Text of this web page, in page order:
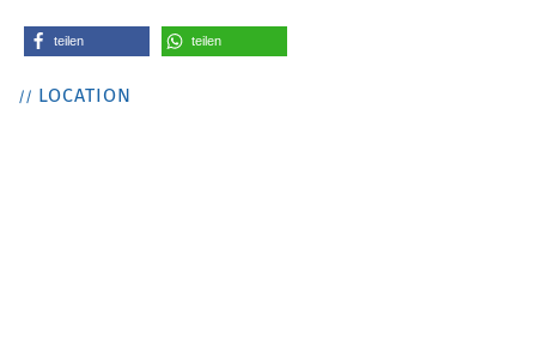
teilen teilen
LOCATION